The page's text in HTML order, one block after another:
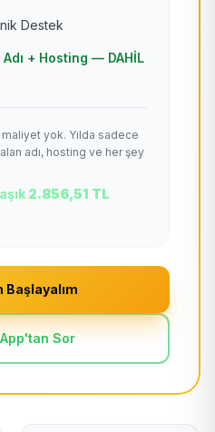
Destek
+ Hosting — DAHİL
yok. Yılda sadece
adı, hosting ve her şey
2.856,51 TL
Başlayalım
Sor